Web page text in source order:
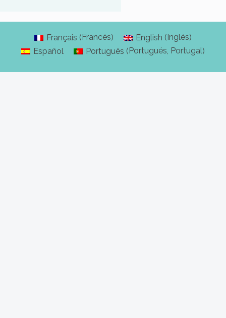
Français ( Francés) English ( Inglés)
Español
Português ( Portugués, Portugal)